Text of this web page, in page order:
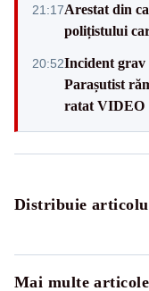
21:17Arestat din
polițistului
20:52Incident grav
Parașutist
ratat VIDEO
Distribuie
Mai multe